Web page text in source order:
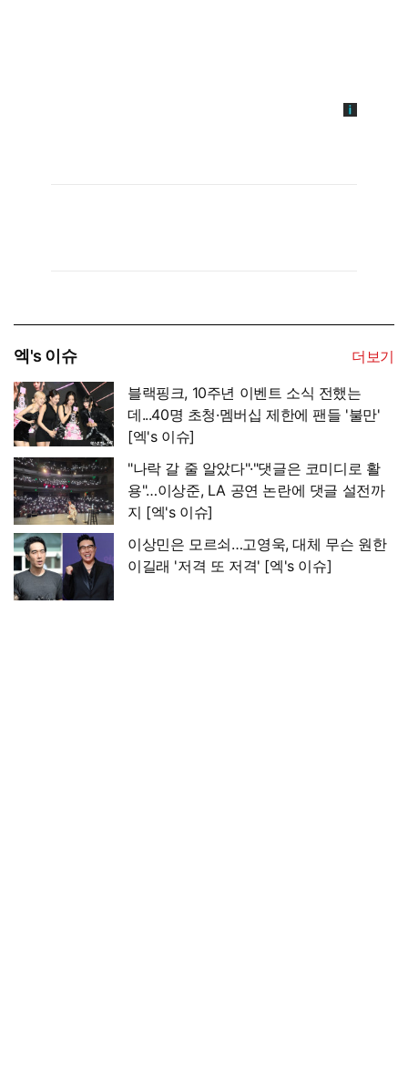
엑's 이슈
더보기
블랙핑크, 10주년 이벤트 소식 전했는
데...40명 초청·멤버십 제한에 팬들 '불만'
[엑's 이슈]
"나락 갈 줄 알았다"·"댓글은 코미디로 활
용"…이상준, LA 공연 논란에 댓글 설전까
지 [엑's 이슈]
이상민은 모르쇠…고영욱, 대체 무슨 원한
이길래 '저격 또 저격' [엑's 이슈]